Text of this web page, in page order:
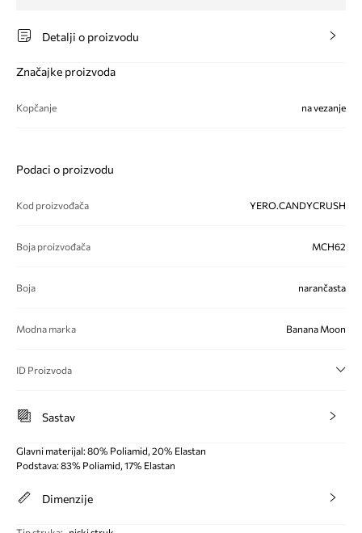
Detalji o proizvodu
Značajke proizvoda
Kopčanje na vezanje
Podaci o proizvodu
Kod proizvođača YERO.CANDYCRUSH
Boja proizvođača MCH62
Boja narančasta
Modna marka Banana Moon
ID Proizvoda
Sastav
Glavni materijal: 80% Poliamid, 20% Elastan
Podstava: 83% Poliamid, 17% Elastan
Dimenzije